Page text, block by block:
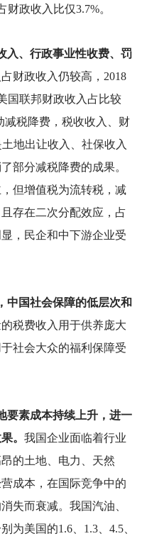
政收入比仅3.7%。
入、行政事业性收费、罚
财政收入仍较高，2018
国联邦财政收入占比较
减税降费，税收收入、财
地出让收入、社保收入
部分减税降费的成果。
但增值税为流转税，减
存在二次分配效应，占
，民企和中下游企业受
中国社会保障的低层次和
税费收入用于供养庞大
社会大众的福利保障受
要素成本持续上升，进一
。 我国企业面临着行业
的土地、电力、天然
成本，在国际竞争中的
失而衰减。我国汽油、
为美国的1.6、1.3、4.5、